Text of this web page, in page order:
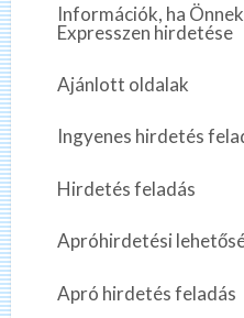
Információk, ha
Expresszen hirdetése
Ajánlott oldalak
Ingyenes hirdetés
Hirdetés feladás
Apróhirdetési
Apró hirdetés feladás